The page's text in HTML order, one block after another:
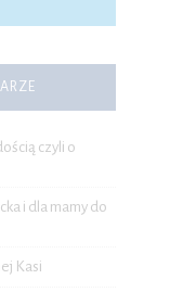
czyli o
i dla mamy do
Kasi